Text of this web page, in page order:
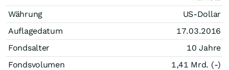
Währung
US-Dollar
Auflagedatum
17.03.2016
Fondsalter
10 Jahre
Fondsvolumen
1,41 Mrd. (-)